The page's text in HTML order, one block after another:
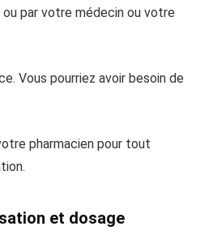
par votre médecin ou votre
Vous pourriez avoir besoin de
pharmacien pour tout
et dosage